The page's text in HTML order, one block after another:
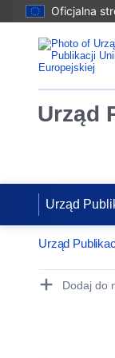
Oficjalna
Urząd
Urząd
Urząd
Dodaj do